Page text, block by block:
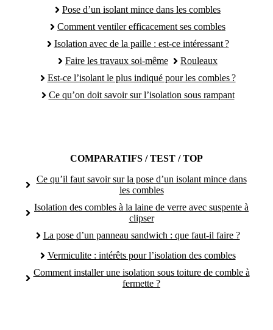
Pose d’un isolant mince dans les combles
Comment ventiler efficacement ses combles
Isolation avec de la paille : est-ce intéressant ?
Faire les travaux soi-même
Rouleaux
Est-ce l’isolant le plus indiqué pour les combles ?
Ce qu’on doit savoir sur l’isolation sous rampant
COMPARATIFS / TEST / TOP
Ce qu’il faut savoir sur la pose d’un isolant mince dans
les combles
Isolation des combles à la laine de verre avec suspente à
clipser
La pose d’un panneau sandwich : que faut-il faire ?
Vermiculite : intérêts pour l’isolation des combles
Comment installer une isolation sous toiture de comble à
fermette ?